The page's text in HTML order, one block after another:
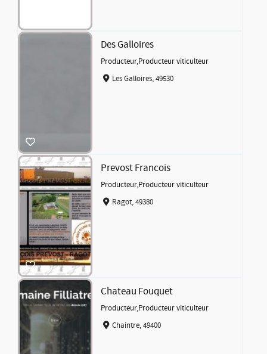
Des Galloires
Producteur,Producteur viticulteur
Les Galloires, 49530
Prevost Francois
Producteur,Producteur viticulteur
Ragot, 49380
Chateau Fouquet
Producteur,Producteur viticulteur
Chaintre, 49400